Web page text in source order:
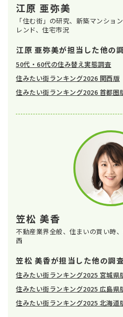
江原 亜弥美
「住む街」の研究、新築マンショ
レンド、住宅市況
江原 亜弥美が担当した他の
50代・60代の住み替え実態調査
住みたい街ランキング2026 関西版
住みたい街ランキング2026 首都圏
笠松 美香
不動産業界全般、住まいの買い時
西
笠松 美香が担当した他の調
住みたい街ランキング2025 宮城県
住みたい街ランキング2025 広島県
住みたい街ランキング2025 北海道